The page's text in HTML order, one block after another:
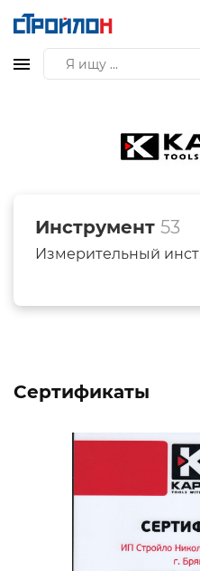
Инструмент 53
Измерительный
Сертификаты